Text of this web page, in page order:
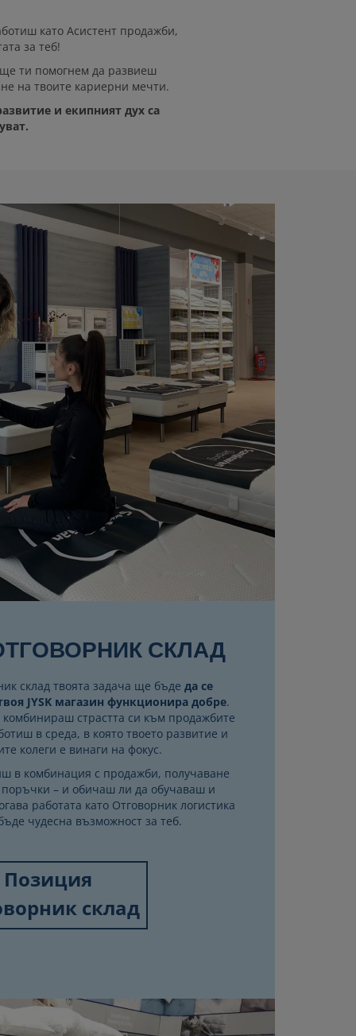
като Aсистент продажби,
за теб!
ти помогнем да развиеш
на твоите кариерни мечти.
и екипният дух са
СКЛАД
склад твоята задача ще бъде да се
JYSK магазин функционира добре.
страстта си към продажбите
в среда, в която твоето развитие и
колеги е винаги на фокус.
в комбинация с продажби, получаване
поръчки – и обичаш ли да обучаваш и
работата като Отговорник логистика
чудесна възможност за теб.
Позиция
склад